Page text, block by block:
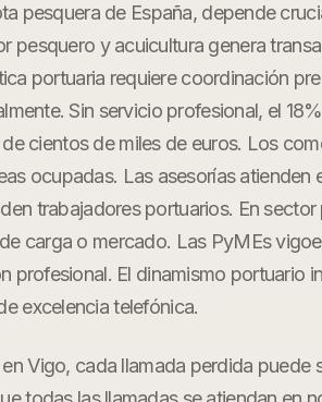
pesquera de España, depende
pesquero y acuicultura genera
portuaria requiere coordinación
Sin servicio profesional, el
cientos de miles de euros. Los
ocupadas. Las asesorías atienden
trabajadores portuarios. En sector
carga o mercado. Las PyMEs
El dinamismo portuario
excelencia telefónica.
Vigo, cada llamada perdida puede